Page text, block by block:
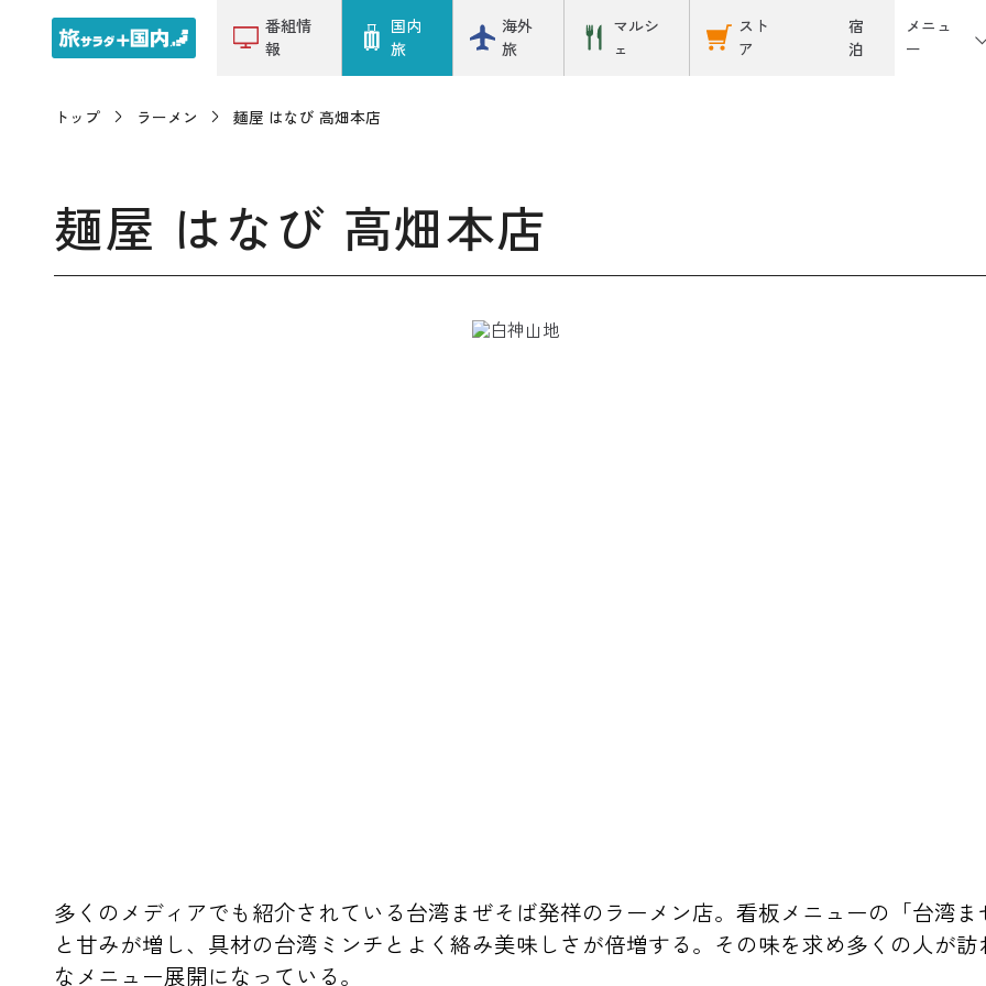
番組情
報
国内
旅
海外
旅
マルシ
ェ
スト
ア
宿
泊
メニュ
ー
トップ ラーメン 麺屋 はなび 高畑本店
麺屋 はなび 高畑本店
多くのメディアでも紹介されている台湾まぜそば発祥のラーメン店。看板メニューの「台湾
と甘みが増し、具材の台湾ミンチとよく絡み美味しさが倍増する。その味を求め多くの人が
なメニュー展開になっている。